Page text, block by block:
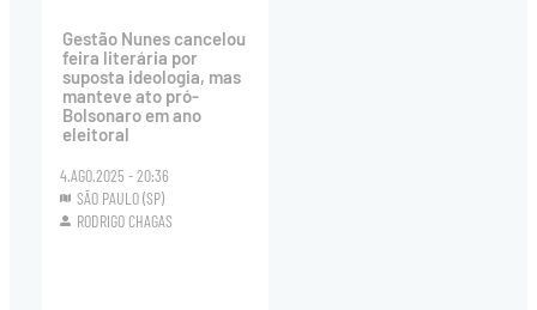
Gestão Nunes cancelou
feira literária por
suposta ideologia, mas
manteve ato pró-
Bolsonaro em ano
eleitoral
4.AGO.2025 - 20:36
SÃO PAULO (SP)
RODRIGO CHAGAS